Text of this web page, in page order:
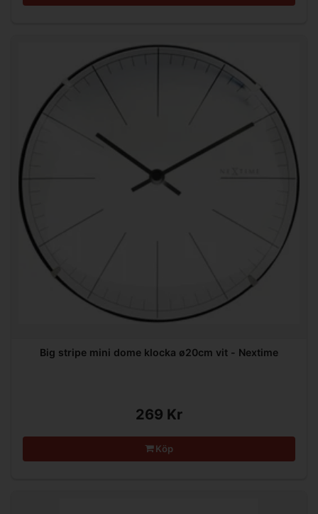
Big stripe mini dome klocka ø20cm vit - Nextime
269 Kr
Köp